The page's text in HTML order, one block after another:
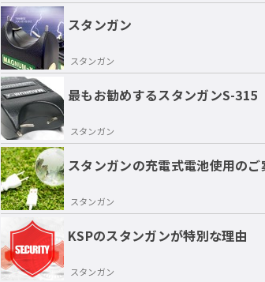
スタンガン
スタンガン
最もお勧めするスタンガンS-315
スタンガン
スタンガンの充電式電池使用のご
スタンガン
KSPのスタンガンが特別な理由
スタンガン